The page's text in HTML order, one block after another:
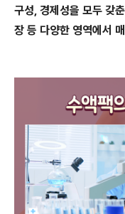
구성, 경제성을 모두 갖
장 등 다양한 영역에서